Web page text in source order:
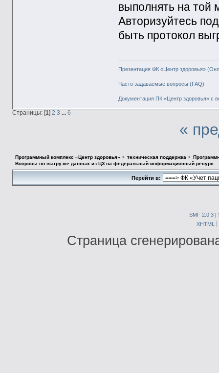
выполнять на той
Авторизуйтесь
быть протокол
Презентация ФК «Центр здоровья»
Часто задаваемые вопросы (FAQ)
Документация ПК «Центр здоровья» с
Страницы: [1] 2 3 ... 6
«
Программный комплекс «Центр здоровья» > техническая поддержка >
Вопросы по выгрузке данных из ЦЗ на федеральный информационный ресурс
Перейти в:
SMF 2.0.3|
XHTML
Страница